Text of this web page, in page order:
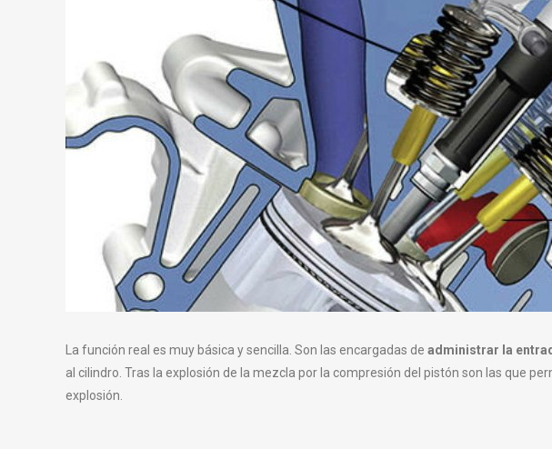
La función real es muy básica y sencilla. Son las encargadas de administrar la
al cilindro. Tras la explosión de la mezcla por la compresión del pistón son las que
explosión.